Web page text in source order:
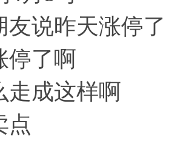
友说昨天涨停了
停了啊
走成这样啊
点